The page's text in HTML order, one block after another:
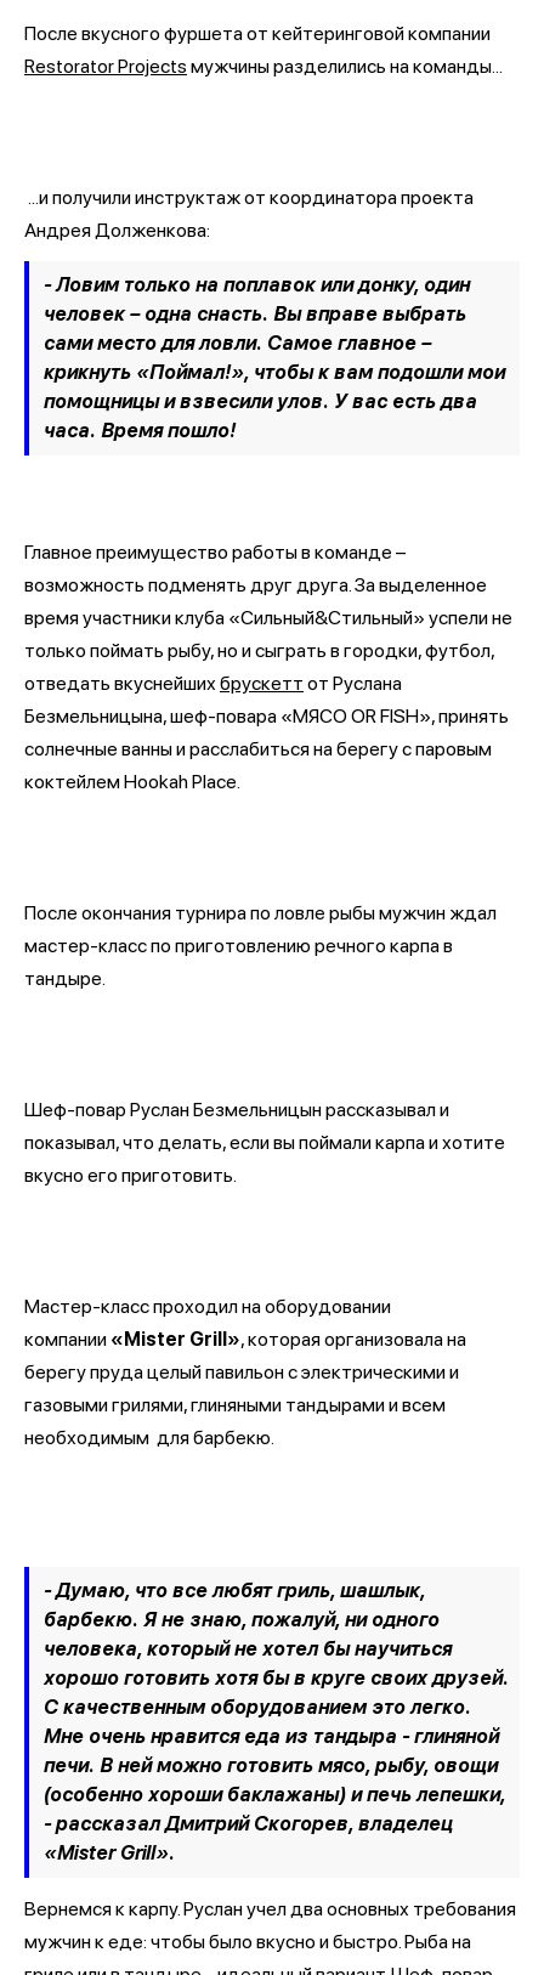
После вкусного фуршета от кейтеринговой компании
Restorator Projects мужчины разделились на команды...
...и получили инструктаж от координатора проекта
Андрея Долженкова:
- Ловим только на поплавок или донку, один
человек – одна снасть. Вы вправе выбрать
сами место для ловли. Самое главное –
крикнуть «Поймал!», чтобы к вам подошли мои
помощницы и взвесили улов. У вас есть два
часа. Время пошло!
Главное преимущество работы в команде –
возможность подменять друг друга. За выделенное
время участники клуба «Сильный&Стильный» успели не
только поймать рыбу, но и сыграть в городки, футбол,
отведать вкуснейших брускетт от Руслана
Безмельницына, шеф-повара «МЯСО OR FISH», принять
солнечные ванны и расслабиться на берегу с паровым
коктейлем Hookah Place.
После окончания турнира по ловле рыбы мужчин ждал
мастер-класс по приготовлению речного карпа в
тандыре.
Шеф-повар Руслан Безмельницын рассказывал и
показывал, что делать, если вы поймали карпа и хотите
вкусно его приготовить.
Мастер-класс проходил на оборудовании
компании «Mister Grill», которая организовала на
берегу пруда целый павильон с электрическими и
газовыми грилями, глиняными тандырами и всем
необходимым для барбекю.
- Думаю, что все любят гриль, шашлык,
барбекю. Я не знаю, пожалуй, ни одного
человека, который не хотел бы научиться
хорошо готовить хотя бы в круге своих друзей.
С качественным оборудованием это легко.
Мне очень нравится еда из тандыра - глиняной
печи. В ней можно готовить мясо, рыбу, овощи
(особенно хороши баклажаны) и печь лепешки,
- рассказал Дмитрий Скогорев, владелец
«Mister Grill».
Вернемся к карпу. Руслан учел два основных требования
мужчин к еде: чтобы было вкусно и быстро. Рыба на